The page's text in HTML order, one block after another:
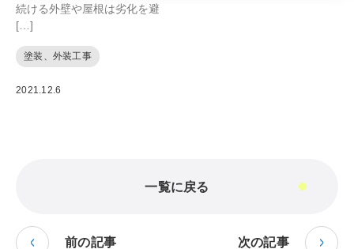
続ける外壁や屋根は劣化を避
[…]
塗装、外装工事
2021.12.6
前の記事
一覧に戻る
次の記事